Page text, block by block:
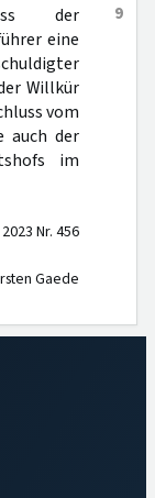
9
der
eine
Willkür
vom
auch der
im
Nr. 456
Gaede